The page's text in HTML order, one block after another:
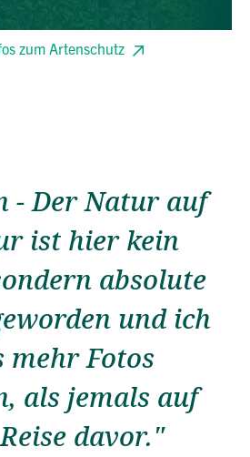
zum Artenschutz
- Der Natur auf
ist hier kein
absolute
und ich
mehr Fotos
als jemals auf
davor."